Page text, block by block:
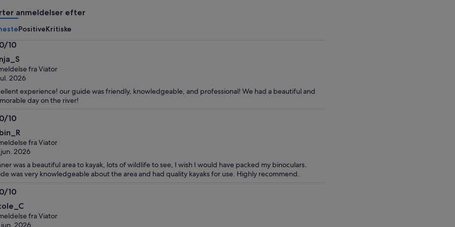
anmeldelser efter
PositiveKritiske
10
fra Viator
2026
experience! our guide was friendly, knowledgeable, and professional! We had a beautiful and
day on the river!
10
fra Viator
2026
was a beautiful area to kayak, lots of wildlife to see, I wish I would have packed my binoculars.
was very knowledgeable about the area and had quality kayaks for use. Highly recommend.
10
fra Viator
jun. 2026